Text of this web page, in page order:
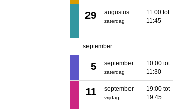
29 augustus
zaterdag
11:00 tot
11:45
september
5 september
zaterdag
10:00 tot
11:30
11 september
vrijdag
19:00 tot
19:45